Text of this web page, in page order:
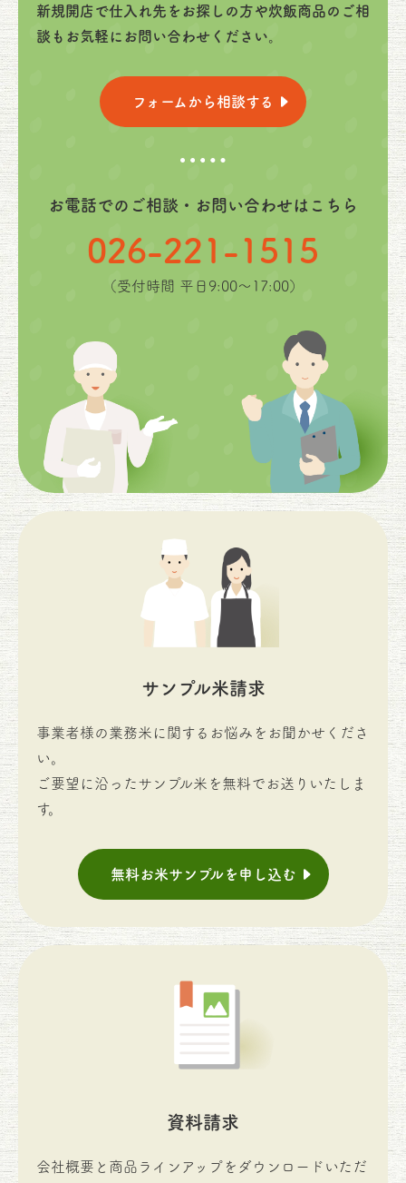
新規開店で仕入れ先をお探しの方や炊飯商品のご相
談もお気軽にお問い合わせください。
フォームから相談する
お電話でのご相談・お問い合わせはこちら
026-221-1515
（受付時間 平日9:00〜17:00）
サンプル米請求
事業者様の業務米に関するお悩みをお聞かせくださ
い。
ご要望に沿ったサンプル米を無料でお送りいたしま
す。
無料お米サンプルを申し込む
資料請求
会社概要と商品ラインアップをダウンロードいただ